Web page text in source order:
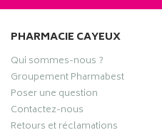
PHARMACIE CAYEUX
Qui sommes-nous ?
Groupement Pharmabest
Poser une question
Contactez-nous